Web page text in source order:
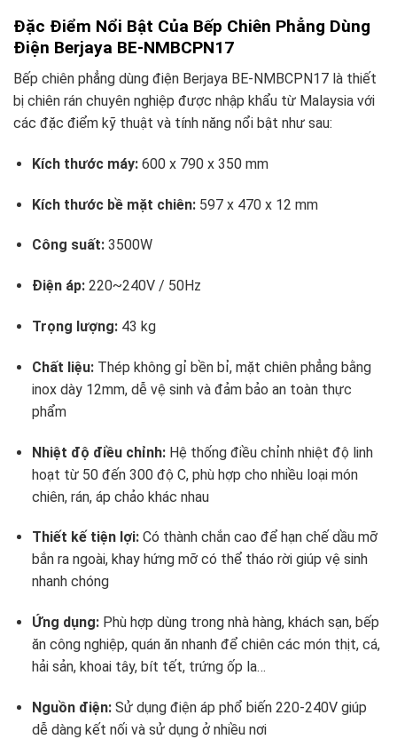
Đặc Điểm Nổi Bật Của Bếp Chiên Phẳng Dùng
Điện Berjaya BE-NMBCPN17
Bếp chiên phẳng dùng điện Berjaya BE-NMBCPN17 là thiết
bị chiên rán chuyên nghiệp được nhập khẩu từ Malaysia với
các đặc điểm kỹ thuật và tính năng nổi bật như sau:
Kích thước máy:600 x 790 x 350 mm
Kích thước bề mặt chiên:597 x 470 x 12 mm
Công suất:3500W
Điện áp:220~240V / 50Hz
Trọng lượng:43 kg
Chất liệu:Thép không gỉ bền bỉ, mặt chiên phẳng bằng
inox dày 12mm, dễ vệ sinh và đảm bảo an toàn thực
phẩm
Nhiệt độ điều chỉnh:Hệ thống điều chỉnh nhiệt độ linh
hoạt từ 50 đến 300 độ C, phù hợp cho nhiều loại món
chiên, rán, áp chảo khác nhau
Thiết kế tiện lợi:Có thành chắn cao để hạn chế dầu mỡ
bắn ra ngoài, khay hứng mỡ có thể tháo rời giúp vệ sinh
nhanh chóng
Ứng dụng:Phù hợp dùng trong nhà hàng, khách sạn, bếp
ăn công nghiệp, quán ăn nhanh để chiên các món thịt, cá,
hải sản, khoai tây, bít tết, trứng ốp la…
Nguồn điện:Sử dụng điện áp phổ biến 220-240V giúp
dễ dàng kết nối và sử dụng ở nhiều nơi